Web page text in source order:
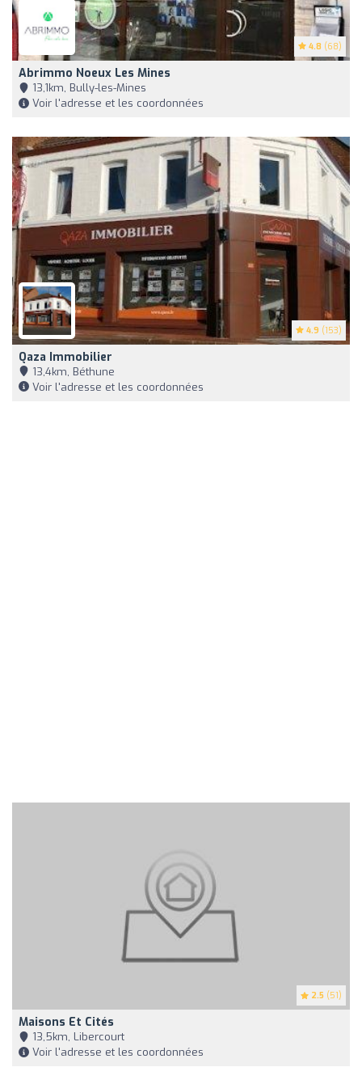
4.8 (68)
Abrimmo Noeux Les Mines
13,1km, Bully-les-Mines
Voir l'adresse et les coordonnées
4.9 (153)
Qaza Immobilier
13,4km, Béthune
Voir l'adresse et les coordonnées
2.5 (51)
Maisons Et Cités
13,5km, Libercourt
Voir l'adresse et les coordonnées